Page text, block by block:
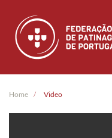
Skip to main content
Home Video